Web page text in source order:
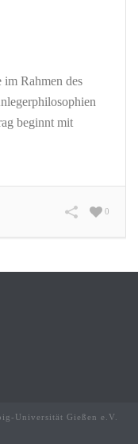
Rahmen des
beginnt mit
0
Universität Gießen e.V.